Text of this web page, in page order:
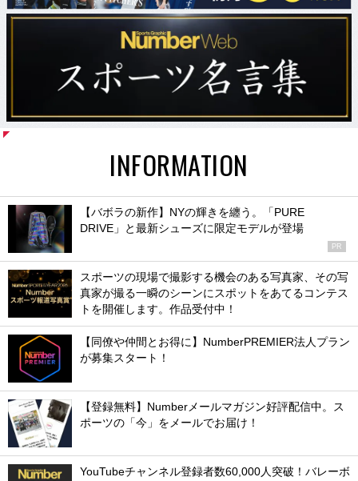
INFORMATION
【バボラの新作】NYの輝きを纏う。「PURE
DRIVE」と最新シューズに限定モデルが登場
PR
スポーツの現場で撮影する機会のある写真家、その写
真家が撮る一瞬のシーンにスポットをあてるコンテス
トを開催します。作品受付中！
【同僚や仲間とお得に】NumberPREMIER法人プラン
が募集スタート！
【登録無料】Numberメールマガジン好評配信中。ス
ポーツの「今」をメールでお届け！
YouTubeチャンネル登録者数60,000人突破！バレーボ